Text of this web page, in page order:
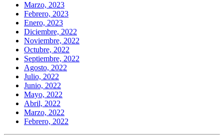
Marzo, 2023
Febrero, 2023
Enero, 2023
Diciembre, 2022
Noviembre, 2022
Octubre, 2022
Septiembre, 2022
Agosto, 2022
Julio, 2022
Junio, 2022
Mayo, 2022
Abril, 2022
Marzo, 2022
Febrero, 2022